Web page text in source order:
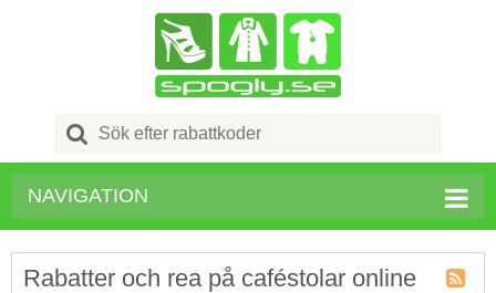
Search
for:
NAVIGATION
Rabatter och rea på caféstolar online